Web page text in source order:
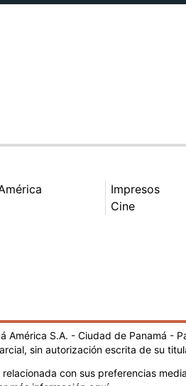
Impresos
Cine
América S.A. - Ciudad de Panamá -
sin autorización escrita de su
con sus preferencias